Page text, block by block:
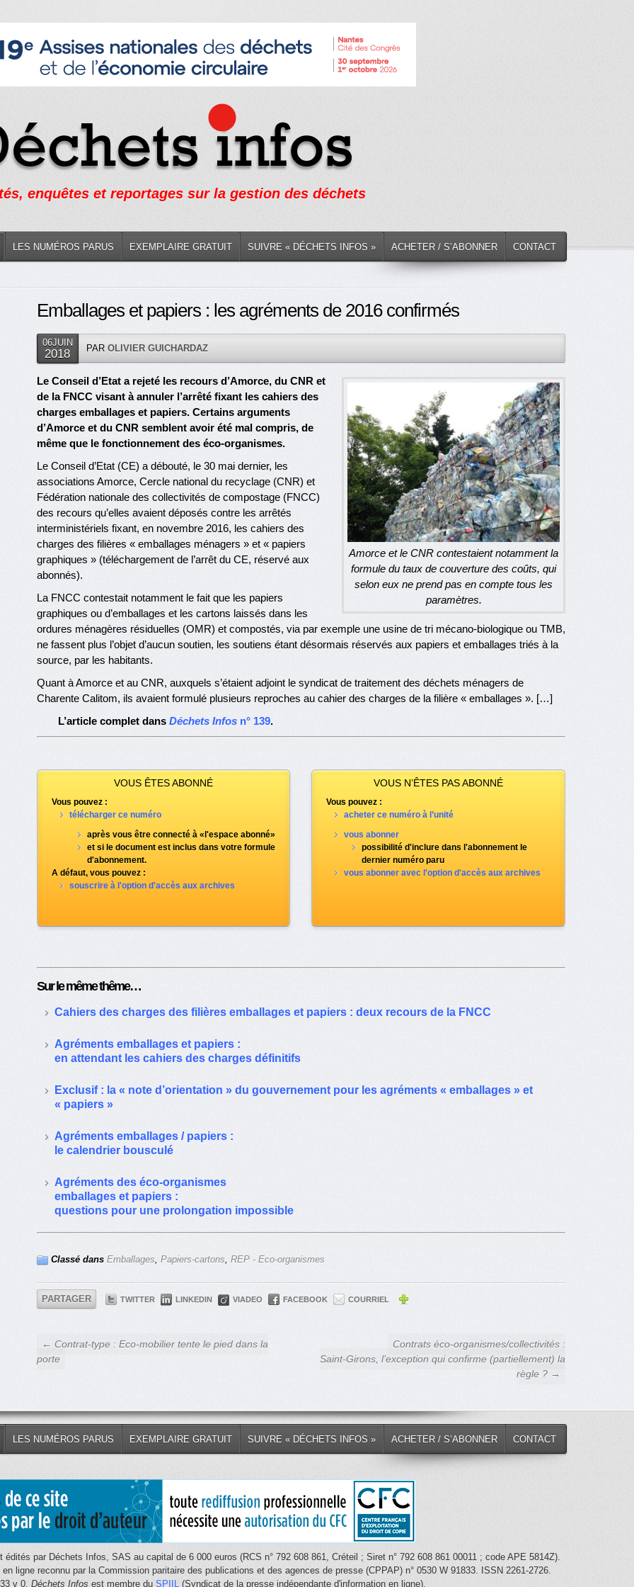
enquêtes et reportages sur la gestion des déchets
LES NUMÉROS PARUS EXEMPLAIRE GRATUIT SUIVRE « DÉCHETS INFOS » ACHETER / S’ABONNER CONTACT
Emballages et papiers : les agréments de 2016 confirmés
06JUIN
2018 PAR OLIVIER GUICHARDAZ
Amorce et le CNR contestaient notamment la
formule du taux de couverture des coûts, qui
selon eux ne prend pas en compte tous les
paramètres.
Le Conseil d’Etat a rejeté les recours d’Amorce, du CNR et
de la FNCC visant à annuler l’arrêté fixant les cahiers des
charges emballages et papiers. Certains arguments
d’Amorce et du CNR semblent avoir été mal compris, de
même que le fonctionnement des éco-organismes.
Le Conseil d’Etat (CE) a débouté, le 30 mai dernier, les
associations Amorce, Cercle national du recyclage (CNR) et
Fédération nationale des collectivités de compostage (FNCC)
des recours qu’elles avaient déposés contre les arrêtés
interministériels fixant, en novembre 2016, les cahiers des
charges des filières « emballages ménagers » et « papiers
graphiques » (téléchargement de l’arrêt du CE, réservé aux
abonnés).
La FNCC contestait notamment le fait que les papiers
graphiques ou d’emballages et les cartons laissés dans les
ordures ménagères résiduelles (OMR) et compostés, via par exemple une usine de tri mécano-biologique ou TMB,
ne fassent plus l’objet d’aucun soutien, les soutiens étant désormais réservés aux papiers et emballages triés à la
source, par les habitants.
Quant à Amorce et au CNR, auxquels s’étaient adjoint le syndicat de traitement des déchets ménagers de
Charente Calitom, ils avaient formulé plusieurs reproches au cahier des charges de la filière « emballages ». […]
L’article complet dans Déchets Infosn° 139.
VOUS ÊTES ABONNÉ
Vous pouvez :
télécharger ce numéro
après vous être connecté à «l'espace abonné»
et si le document est inclus dans votre formule
d'abonnement.
A défaut, vous pouvez :
souscrire à l'option d'accès aux archives
VOUS N’ÊTES PAS ABONNÉ
Vous pouvez :
acheter ce numéro à l’unité
vous abonner
possibilité d'inclure dans l'abonnement le
dernier numéro paru
vous abonner avec l'option d'accès aux archives
Sur le même thême…
Cahiers des charges des filières emballages et papiers : deux recours de la FNCC
Agréments emballages et papiers :
en attendant les cahiers des charges définitifs
Exclusif : la « note d’orientation » du gouvernement pour les agréments « emballages » et
« papiers »
Agréments emballages / papiers :
le calendrier bousculé
Agréments des éco-organismes
emballages et papiers :
questions pour une prolongation impossible
Classé dans Emballages, Papiers-cartons, REP - Eco-organismes
PARTAGER TWITTER LINKEDIN VIADEO FACEBOOK COURRIEL
← Contrat-type : Eco-mobilier tente le pied dans la
porte
Contrats éco-organismes/collectivités :
Saint-Girons, l’exception qui confirme (partiellement) la
règle ? →
LES NUMÉROS PARUS EXEMPLAIRE GRATUIT SUIVRE « DÉCHETS INFOS » ACHETER / S’ABONNER CONTACT
édités par Déchets Infos, SAS au capital de 6 000 euros (RCS n° 792 608 861, Créteil ; Siret n° 792 608 861 00011 ; code APE 5814Z).
ligne reconnu par la Commission paritaire des publications et des agences de presse (CPPAP) n° 0530 W 91833. ISSN 2261-2726.
v 0. Déchets Infos est membre du SPIIL(Syndicat de la presse indépendante d'information en ligne).